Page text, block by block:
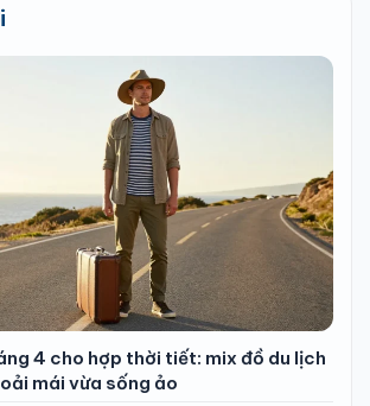
4 cho hợp thời tiết: mix đồ du lịch
mái vừa sống ảo